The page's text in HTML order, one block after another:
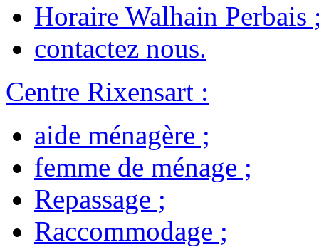
Horaire Walhain Perbais
contactez nous.
Centre Rixensart :
aide ménagère ;
femme de ménage ;
Repassage ;
Raccommodage ;